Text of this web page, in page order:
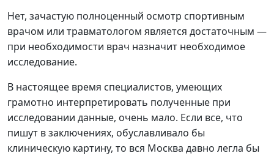
Нет, зачастую полноценный осмотр спортивным
врачом или травматологом является достаточным —
при необходимости врач назначит необходимое
исследование.
В настоящее время специалистов, умеющих
грамотно интерпретировать полученные при
исследовании данные, очень мало. Если все, что
пишут в заключениях, обуславливало бы
клиническую картину, то вся Москва давно легла бы